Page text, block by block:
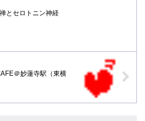
とセロトニン神経
＠妙蓮寺駅（東横